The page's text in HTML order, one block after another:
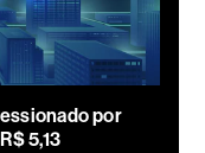
por
5,13